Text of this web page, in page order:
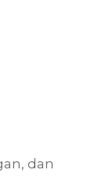
dan